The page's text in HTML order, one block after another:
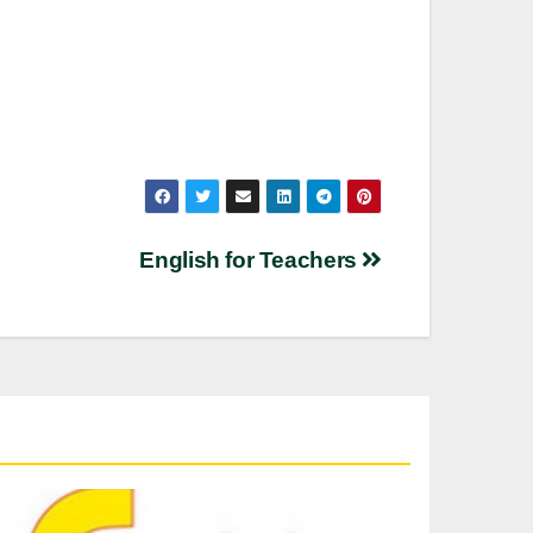
English for Teachers